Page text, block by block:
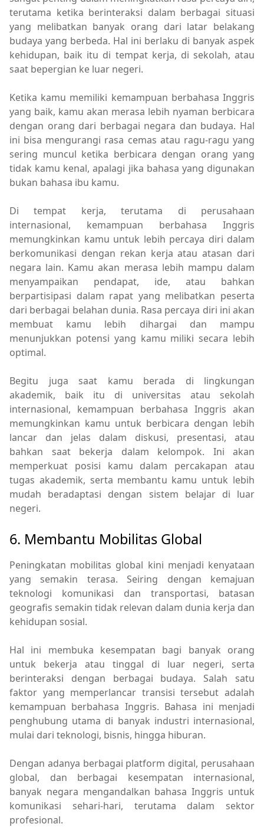
terutama ketika berinteraksi dalam berbagai situasi
yang melibatkan banyak orang dari latar belakang
budaya yang berbeda. Hal ini berlaku di banyak aspek
kehidupan, baik itu di tempat kerja, di sekolah, atau
saat bepergian ke luar negeri.
Ketika kamu memiliki kemampuan berbahasa Inggris
yang baik, kamu akan merasa lebih nyaman berbicara
dengan orang dari berbagai negara dan budaya. Hal
ini bisa mengurangi rasa cemas atau ragu-ragu yang
sering muncul ketika berbicara dengan orang yang
tidak kamu kenal, apalagi jika bahasa yang digunakan
bukan bahasa ibu kamu.
Di tempat kerja, terutama di perusahaan
internasional, kemampuan berbahasa Inggris
memungkinkan kamu untuk lebih percaya diri dalam
berkomunikasi dengan rekan kerja atau atasan dari
negara lain. Kamu akan merasa lebih mampu dalam
menyampaikan pendapat, ide, atau bahkan
berpartisipasi dalam rapat yang melibatkan peserta
dari berbagai belahan dunia. Rasa percaya diri ini akan
membuat kamu lebih dihargai dan mampu
menunjukkan potensi yang kamu miliki secara lebih
optimal.
Begitu juga saat kamu berada di lingkungan
akademik, baik itu di universitas atau sekolah
internasional, kemampuan berbahasa Inggris akan
memungkinkan kamu untuk berbicara dengan lebih
lancar dan jelas dalam diskusi, presentasi, atau
bahkan saat bekerja dalam kelompok. Ini akan
memperkuat posisi kamu dalam percakapan atau
tugas akademik, serta membantu kamu untuk lebih
mudah beradaptasi dengan sistem belajar di luar
negeri.
6. Membantu Mobilitas Global
Peningkatan mobilitas global kini menjadi kenyataan
yang semakin terasa. Seiring dengan kemajuan
teknologi komunikasi dan transportasi, batasan
geografis semakin tidak relevan dalam dunia kerja dan
kehidupan sosial.
Hal ini membuka kesempatan bagi banyak orang
untuk bekerja atau tinggal di luar negeri, serta
berinteraksi dengan berbagai budaya. Salah satu
faktor yang memperlancar transisi tersebut adalah
kemampuan berbahasa Inggris. Bahasa ini menjadi
penghubung utama di banyak industri internasional,
mulai dari teknologi, bisnis, hingga hiburan.
Dengan adanya berbagai platform digital, perusahaan
global, dan berbagai kesempatan internasional,
banyak negara mengandalkan bahasa Inggris untuk
komunikasi sehari-hari, terutama dalam sektor
profesional.